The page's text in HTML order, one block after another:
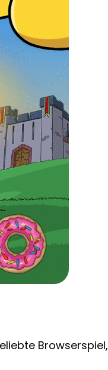
Browserspiel,